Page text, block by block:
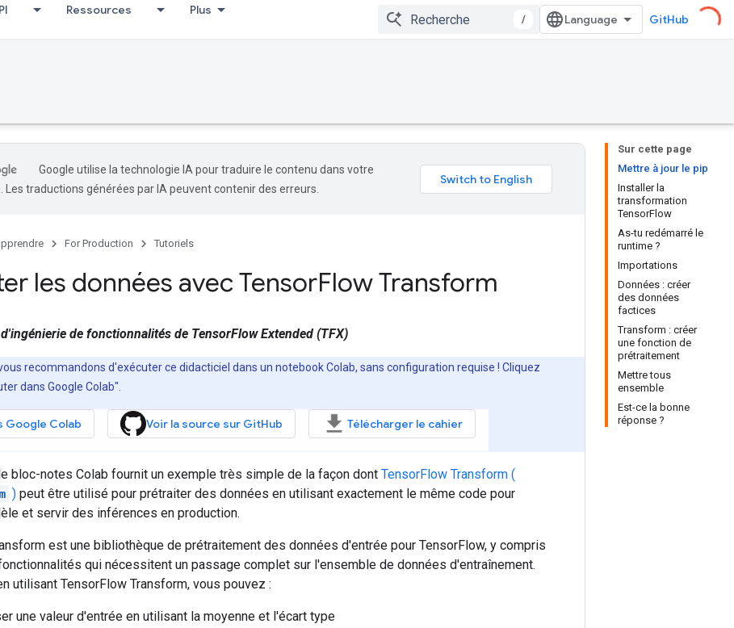
Ressources Plus
/ GitHub
Sur cette page
Mettre à jour le pip
Installer la
transformation
TensorFlow
As-tu redémarré le
runtime ?
Importations
Données : créer
des données
factices
Transform : créer
une fonction de
prétraitement
Mettre tous
ensemble
Est-ce la bonne
réponse ?
Google utilise la technologie IA pour traduire le contenu dans votre
Les traductions générées par IA peuvent contenir des erreurs.
For Production Tutoriels
les données avec TensorFlow Transform
de fonctionnalités de TensorFlow Extended (TFX)
recommandons d'exécuter ce didacticiel dans un notebook Colab, sans configuration requise ! Cliquez
dans Google Colab".
Google Colab Voir la source sur GitHub Télécharger le cahier
bloc-notes Colab fournit un exemple très simple de la façon dont TensorFlow Transform (
) peut être utilisé pour prétraiter des données en utilisant exactement le même code pour
et servir des inférences en production.
est une bibliothèque de prétraitement des données d'entrée pour TensorFlow, y compris
qui nécessitent un passage complet sur l'ensemble de données d'entraînement.
utilisant TensorFlow Transform, vous pouvez :
une valeur d'entrée en utilisant la moyenne et l'écart type